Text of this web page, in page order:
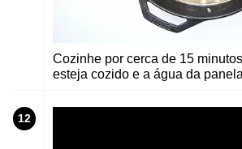
Cozinhe por cerca de 15
esteja cozido e a água da
12